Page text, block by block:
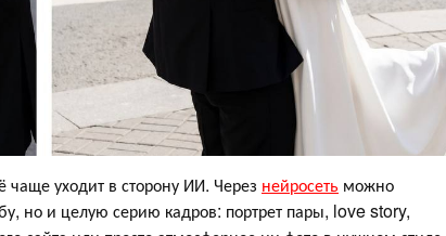
уходит в сторону ИИ. Через нейросеть можно
но и целую серию кадров: портрет пары, love story,